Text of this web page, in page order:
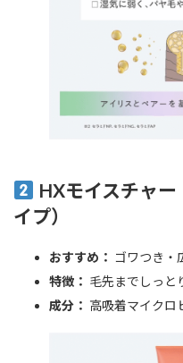
HXモイスチャ
イプ）
おすすめ： ゴワつき・
特徴： 毛先までしっと
成分： 高吸着マイクロ